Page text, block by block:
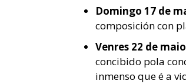
Domingo 17 de
composición con
Venres 22 de
concibido pola
inmenso que é a